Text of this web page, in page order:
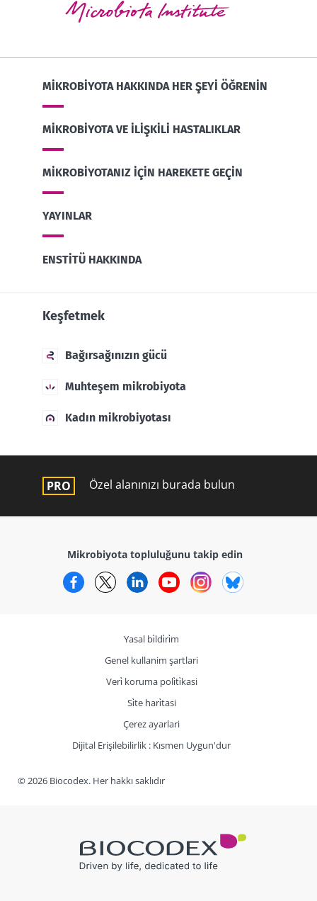
MIKROBIYOTA HAKKINDA HER ŞEYI ÖĞRENIN
MIKROBIYOTA VE ILIŞKILI HASTALIKLAR
MIKROBIYOTANIZ IÇIN HAREKETE GEÇIN
YAYINLAR
ENSTITÜ HAKKINDA
Keşfetmek
Bağırsağınızın gücü
Muhteşem mikrobiyota
Kadın mikrobiyotası
Özel alanınızı burada bulun
Mikrobiyota topluluğunu takip edin
FacebookTwitterLinkedInYouTubeInstagram
© 2026 Biocodex. Her hakkı saklıdır
Yasal bi̇ldi̇ri̇m
Genel kullanim şartlari
Veri̇ koruma poli̇ti̇kasi
Si̇te hari̇tasi
Çerez ayarlari
Dijital Erişilebilirlik : Kısmen Uygun'dur